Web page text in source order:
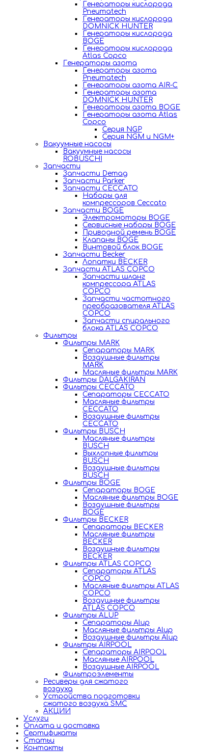
Генераторы кислорода
Pneumatech
Генераторы кислорода
DOMNICK HUNTER
Генераторы кислорода
BOGE
Генераторы кислорода
Atlas Copco
Генераторы азота
Генераторы азота
Pneumatech
Генераторы азота AIR-C
Генераторы азота
DOMNICK HUNTER
Генераторы азота BOGE
Генераторы азота Atlas
Copco
Серия NGP
Серия NGM и NGM+
Вакуумные насосы
Вакуумные насосы
ROBUSCHI
Запчасти
Запчасти Demag
Запчасти Parker
Запчасти CECCATO
Наборы для
компрессоров Ceccato
Запчасти BOGE
Электромоторы BOGE
Сервисные наборы BOGE
Приводной ремень BOGE
Клапаны BOGE
Винтовой блок BOGE
Запчасти Becker
Лопатки BECKER
Запчасти ATLAS COPCO
Запчасти шланг
компрессора ATLAS
COPCO
Запчасти частотного
преобразователя ATLAS
COPCO
Запчасти спирального
блока ATLAS COPCO
Фильтры
Фильтры MARK
Сепараторы MARK
Воздушные фильтры
MARK
Масляные фильтры MARK
Фильтры DALGAKIRAN
Фильтры CECCATO
Сепараторы CECCATO
Масляные фильтры
CECCATO
Воздушные фильтры
CECCATO
Фильтры BUSCH
Масляные фильтры
BUSCH
Выхлопные фильтры
BUSCH
Воздушные фильтры
BUSCH
Фильтры BOGE
Сепараторы BOGE
Масляные фильтры BOGE
Воздушные фильтры
BOGE
Фильтры BECKER
Сепараторы BECKER
Масляные фильтры
BECKER
Воздушные фильтры
BECKER
Фильтры ATLAS COPCO
Сепараторы ATLAS
COPCO
Масляные фильтры ATLAS
COPCO
Воздушные фильтры
ATLAS COPCO
Фильтры ALUP
Сепараторы Alup
Масляные фильтры Alup
Воздушные фильтры Alup
Фильтры AIRPOOL
Сепараторы AIRPOOL
Масляные AIRPOOL
Воздушные AIRPOOL
Фильтроэлементы
Ресиверы для сжатого
воздуха
Устройства подготовки
сжатого воздуха SMC
АКЦИИ
Услуги
Оплата и доставка
Сертификаты
Статьи
Контакты